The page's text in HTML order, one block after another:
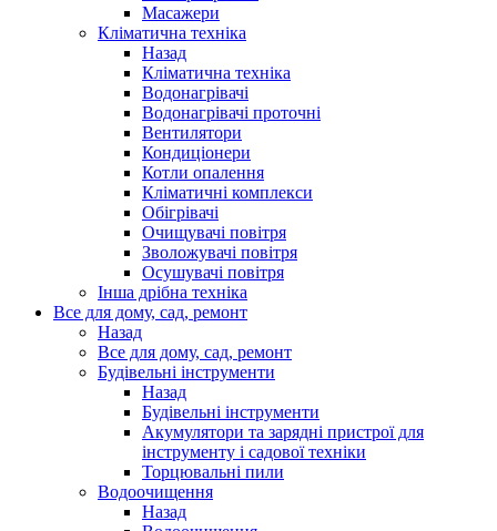
Масажери
Кліматична техніка
Назад
Кліматична техніка
Водонагрівачі
Водонагрівачі проточні
Вентилятори
Кондиціонери
Котли опалення
Кліматичні комплекси
Обігрівачі
Очищувачі повітря
Зволожувачі повітря
Осушувачі повітря
Інша дрібна техніка
Все для дому, сад, ремонт
Назад
Все для дому, сад, ремонт
Будівельні інструменти
Назад
Будівельні інструменти
Акумулятори та зарядні пристрої для
інструменту і садової техніки
Торцювальні пили
Водоочищення
Назад